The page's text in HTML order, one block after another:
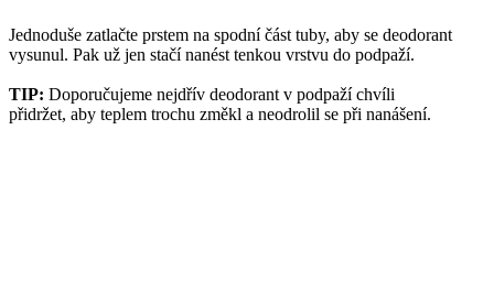
Jednoduše zatlačte prstem na spodní část tuby, aby se deodorant
vysunul. Pak už jen stačí nanést tenkou vrstvu do podpaží.
TIP: Doporučujeme nejdřív deodorant v podpaží chvíli
přidržet, aby teplem trochu změkl a neodrolil se při nanášení.